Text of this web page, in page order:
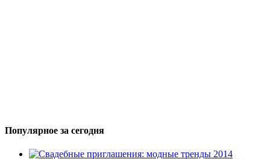
Популярное за сегодня